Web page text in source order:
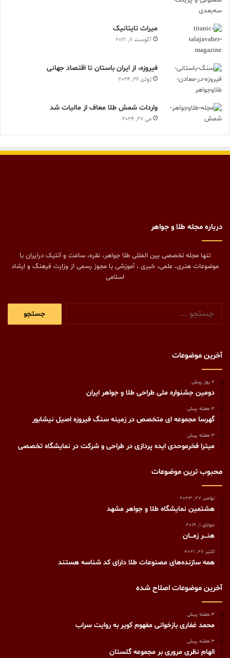
ميراث تايتانيک
آگوست 7, 2021
فیروزه، از ایران باستان تا اقتصاد جهانی
ژوئن 26, 2024
واردات شمش طلا معاف از مالیات شد
می 27, 2024
درباره مجله طلا و جواهر
تنها مجله تخصصی بین المللی طلا جواهر، نقره، ساعت و آنتیک درایران با
موضوعات هنری، علمی، خبری ، آموزشی با مجوز رسمی از وزارت فرهنگ و ارشاد
اسلامی
آخرین موضوعات
2 روز پیش
دومین جشنواره ملی طراحی طلا و جواهر ایران
3 هفته پیش
گهرسا مجموعه ای متخصص در زمینه سنگ فیروزه اصیل نیشابور
3 هفته پیش
میترا فخرموحدی ایده پردازی در طراحی و شرکت در نمایشگاه تخصصی
محبوب ترین موضوعات
نوامبر 27, 2023
هشتمین نمایشگاه طلا و جواهر مشهد
جولای 1, 2019
هنـــر زمـــان
اکتبر 27, 2021
همه سازنده‌های مصنوعات طلا دارای کد شناسه هستند
آخرین موضوعات اصلاح شده
3 هفته پیش
محمد غفاری بازخوانی مفهوم کویر به روایت سراب
3 هفته پیش
الهام نظری مروری بر مجموعه گلستان